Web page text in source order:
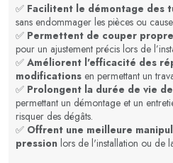
✅ Facilitent le démontage des
sans endommager les pièces ou
✅ Permettent de couper
pour un ajustement précis lors de
✅ Améliorent l'efficacité des
modifications en permettant un
✅ Prolongent la durée de vie
permettant un démontage et un
risquer des dégâts.
✅ Offrent une meilleure
pression lors de l'installation ou de